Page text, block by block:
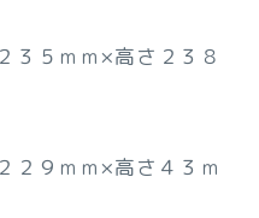
３５ｍｍ×高さ２３８
２９ｍｍ×高さ４３ｍ